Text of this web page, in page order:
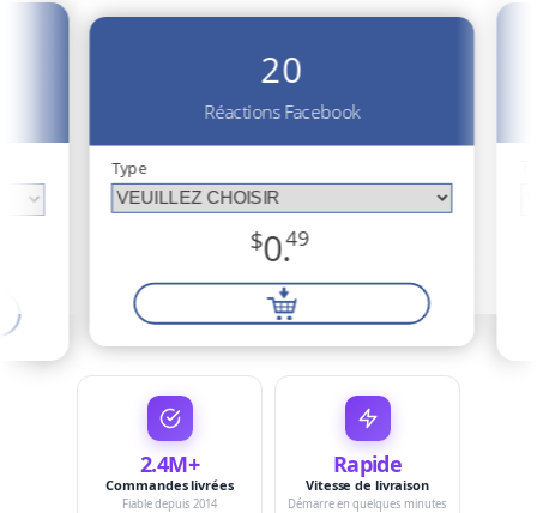
20
Réactions Facebook
Type
$0.49
2.4M+
Commandes livrées
Fiable depuis 2014
Rapide
Vitesse de livraison
Démarre en quelques minutes